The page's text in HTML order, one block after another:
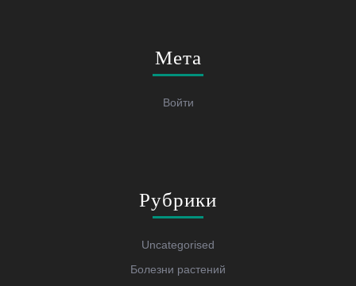
Мета
Войти
Рубрики
Uncategorised
Болезни растений